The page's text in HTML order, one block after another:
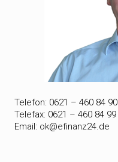
Telefon: 0621 – 460 84 90
Telefax: 0621 – 460 84 99
Email: ok@efinanz24.de